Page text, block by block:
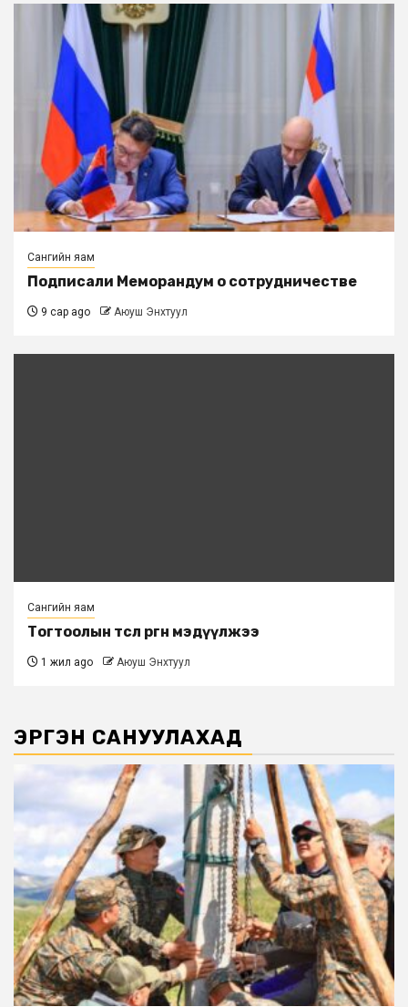
Сангийн яам
Подписали Меморандум о сотрудничестве
9 сар ago Аюуш Энхтуул
Сангийн яам
Тогтоолын төсөл өргөн мэдүүлжээ
1 жил ago Аюуш Энхтуул
ЭРГЭН САНУУЛАХАД